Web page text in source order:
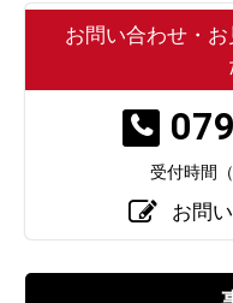
お問い合わせ・
受付時間（
お問